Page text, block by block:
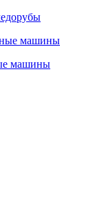
машины
машины